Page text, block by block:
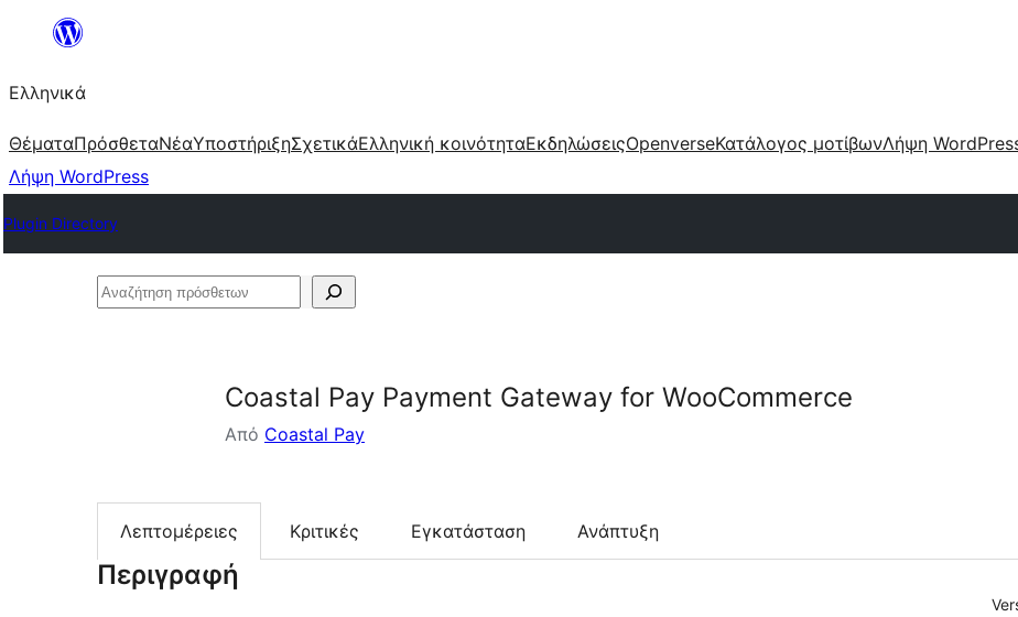
Μετάβαση
περιεχόμενο
Ελληνικά
ΘέματαΠρόσθεταΝέαΥποστήριξηΣχετικάΕλληνική κοινότηταΕκδηλώσειςOpenverseΚατάλογος μοτίβωνΛήψη
Λήψη WordPress
Plugin Directory
Αναζήτηση
Coastal Pay Payment Gateway for WooCommerce
Από Coastal Pay
Λεπτομέρειες Κριτικές Εγκατάσταση Ανάπτυξη
Περιγραφή